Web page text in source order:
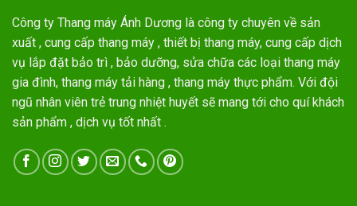
Công ty Thang máy Ánh Dương là công ty chuyên về sản
xuất , cung cấp thang máy , thiết bị thang máy, cung cấp dịch
vụ lắp đặt bảo trì , bảo dưỡng, sửa chữa các loại thang máy
gia đình, thang máy tải hàng , thang máy thực phẩm. Với đội
ngũ nhân viên trẻ trung nhiệt huyết sẽ mang tới cho quí khách
sản phẩm , dịch vụ tốt nhất .